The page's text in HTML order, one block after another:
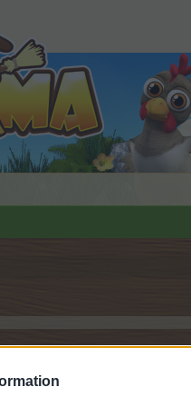
to musisz przejść na